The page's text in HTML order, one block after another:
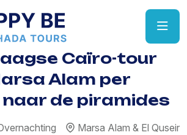
Caïro-tour
Alam per
de piramides
Marsa Alam & El Quseir